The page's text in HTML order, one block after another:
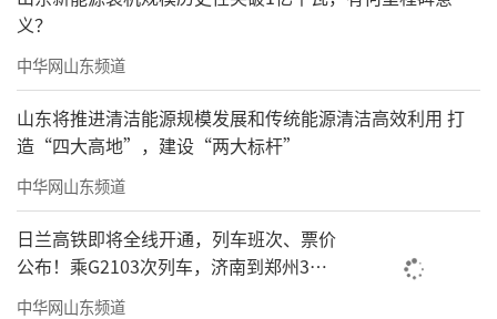
义？
中华网山东频道
山东将推进清洁能源规模发展和传统能源清洁高效利用 打
造“四大高地”，建设“两大标杆”
中华网山东频道
日兰高铁即将全线开通，列车班次、票价
公布！乘G2103次列车，济南到郑州3小
时到达
中华网山东频道